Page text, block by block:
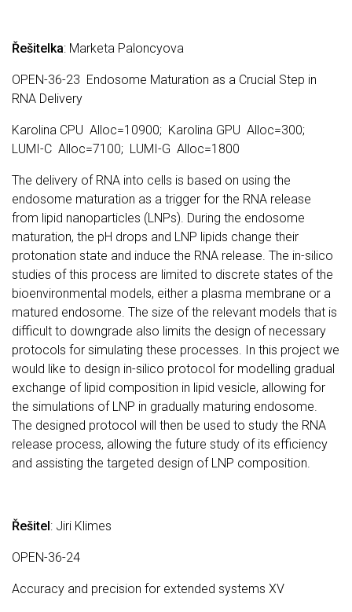
Řešitelka: Marketa Paloncyova
OPEN-36-23 Endosome Maturation as a Crucial Step in
RNA Delivery
Karolina CPU Alloc=10900; Karolina GPU Alloc=300;
LUMI-C Alloc=7100; LUMI-G Alloc=1800
The delivery of RNA into cells is based on using the
endosome maturation as a trigger for the RNA release
from lipid nanoparticles (LNPs). During the endosome
maturation, the pH drops and LNP lipids change their
protonation state and induce the RNA release. The in-silico
studies of this process are limited to discrete states of the
bioenvironmental models, either a plasma membrane or a
matured endosome. The size of the relevant models that is
difficult to downgrade also limits the design of necessary
protocols for simulating these processes. In this project we
would like to design in-silico protocol for modelling gradual
exchange of lipid composition in lipid vesicle, allowing for
the simulations of LNP in gradually maturing endosome.
The designed protocol will then be used to study the RNA
release process, allowing the future study of its efficiency
and assisting the targeted design of LNP composition.
Řešitel : Jiri Klimes
OPEN-36-24
Accuracy and precision for extended systems XV